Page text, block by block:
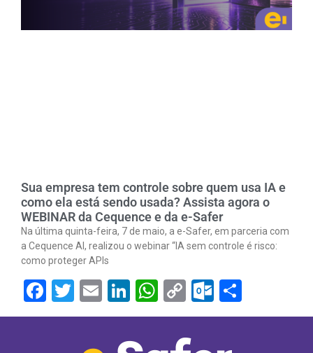
Sua empresa tem controle sobre quem usa IA e
como ela está sendo usada? Assista agora o
WEBINAR da Cequence e da e-Safer
Na última quinta-feira, 7 de maio, a e-Safer, em parceria com
a Cequence AI, realizou o webinar “IA sem controle é risco:
como proteger APIs
Facebook
Twitter
EmailLinkedIn
WhatsApp
Copy
Link